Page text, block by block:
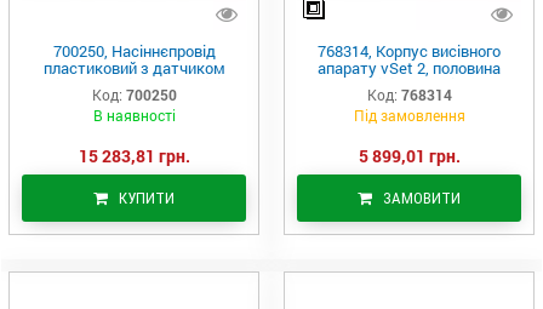
700250, Насіннєпровід
пластиковий з датчиком
Planting)
Код: 700250
В наявності
15 283,81 грн.
КУПИТИ
768314, Корпус висівного
апарату vSet 2, половина
(Precision Planting)
Код: 768314
Під замовлення
5 899,01 грн.
ЗАМОВИТИ